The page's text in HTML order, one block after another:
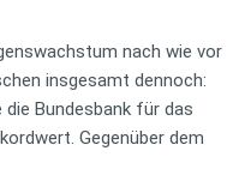
nach wie vor
insgesamt dennoch:
die Bundesbank für das
Gegenüber dem